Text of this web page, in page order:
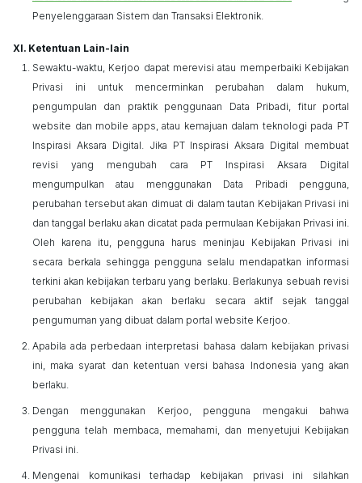
Penyelenggaraan Sistem dan Transaksi Elektronik.
Ketentuan Lain-lain
Sewaktu-waktu, Kerjoo dapat merevisi atau memperbaiki Kebijakan
Privasi ini untuk mencerminkan perubahan dalam hukum,
pengumpulan dan praktik penggunaan Data Pribadi, fitur portal
website dan mobile apps, atau kemajuan dalam teknologi pada PT
Inspirasi Aksara Digital. Jika PT Inspirasi Aksara Digital membuat
revisi yang mengubah cara PT Inspirasi Aksara Digital
mengumpulkan atau menggunakan Data Pribadi pengguna,
perubahan tersebut akan dimuat di dalam tautan Kebijakan Privasi ini
dan tanggal berlaku akan dicatat pada permulaan Kebijakan Privasi ini.
Oleh karena itu, pengguna harus meninjau Kebijakan Privasi ini
secara berkala sehingga pengguna selalu mendapatkan informasi
terkini akan kebijakan terbaru yang berlaku. Berlakunya sebuah revisi
perubahan kebijakan akan berlaku secara aktif sejak tanggal
pengumuman yang dibuat dalam portal website Kerjoo.
Apabila ada perbedaan interpretasi bahasa dalam kebijakan privasi
ini, maka syarat dan ketentuan versi bahasa Indonesia yang akan
berlaku.
Dengan menggunakan Kerjoo, pengguna mengakui bahwa
pengguna telah membaca, memahami, dan menyetujui Kebijakan
Privasi ini.
Mengenai komunikasi terhadap kebijakan privasi ini silahkan